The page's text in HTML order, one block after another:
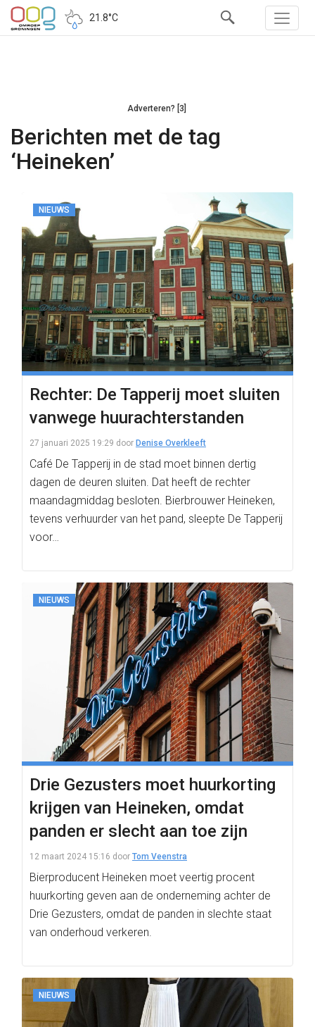
21.8°C
Adverteren? [3]
Berichten met de tag
‘Heineken’
NIEUWS
Rechter: De Tapperij moet sluiten
vanwege huurachterstanden
27 januari 2025 19:29 door Denise Overkleeft
Café De Tapperij in de stad moet binnen dertig
dagen de deuren sluiten. Dat heeft de rechter
maandagmiddag besloten. Bierbrouwer Heineken,
tevens verhuurder van het pand, sleepte De Tapperij
voor…
NIEUWS
Drie Gezusters moet huurkorting
krijgen van Heineken, omdat
panden er slecht aan toe zijn
12 maart 2024 15:16 door Tom Veenstra
Bierproducent Heineken moet veertig procent
huurkorting geven aan de onderneming achter de
Drie Gezusters, omdat de panden in slechte staat
van onderhoud verkeren.
NIEUWS